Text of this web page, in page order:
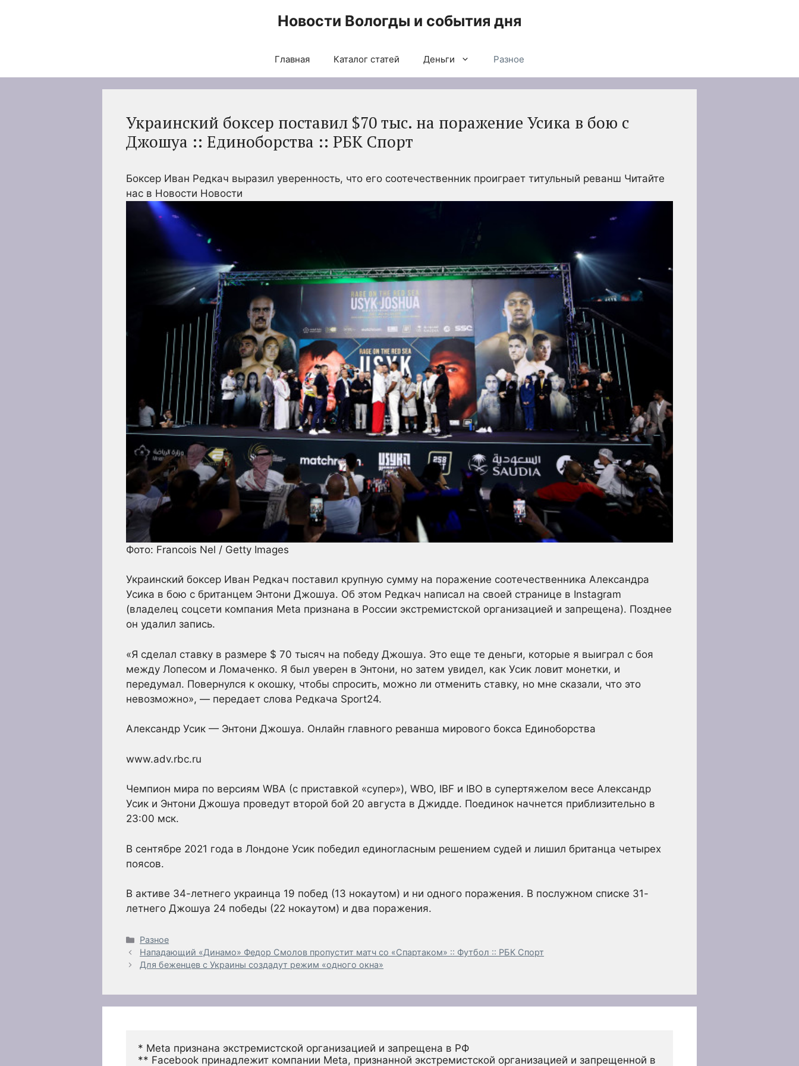
Новости Вологды и события дня
Главная Каталог статей Деньги Разное
Украинский боксер поставил $70 тыс. на поражение Усика в бою с
Джошуа :: Единоборства :: РБК Спорт
Боксер Иван Редкач выразил уверенность, что его соотечественник проиграет титульный реванш Читайте
нас в Новости Новости
Фото: Francois Nel / Getty Images
Украинский боксер Иван Редкач поставил крупную сумму на поражение соотечественника Александра
Усика в бою с британцем Энтони Джошуа. Об этом Редкач написал на своей странице в Instagram
(владелец соцсети компания Metа признана в России экстремистской организацией и запрещена). Позднее
он удалил запись.
«Я сделал ставку в размере $ 70 тысяч на победу Джошуа. Это еще те деньги, которые я выиграл с боя
между Лопесом и Ломаченко. Я был уверен в Энтони, но затем увидел, как Усик ловит монетки, и
передумал. Повернулся к окошку, чтобы спросить, можно ли отменить ставку, но мне сказали, что это
невозможно», — передает слова Редкача Sport24.
Александр Усик — Энтони Джошуа. Онлайн главного реванша мирового бокса Единоборства
www.adv.rbc.ru
Чемпион мира по версиям WBA (с приставкой «супер»), WBO, IBF и IBO в супертяжелом весе Александр
Усик и Энтони Джошуа проведут второй бой 20 августа в Джидде. Поединок начнется приблизительно в
23:00 мск.
В сентябре 2021 года в Лондоне Усик победил единогласным решением судей и лишил британца четырех
поясов.
В активе 34-летнего украинца 19 побед (13 нокаутом) и ни одного поражения. В послужном списке 31-
летнего Джошуа 24 победы (22 нокаутом) и два поражения.
Рубрики
Разное
Нападающий «Динамо» Федор Смолов пропустит матч со «Спартаком» :: Футбол :: РБК Спорт
Для беженцев с Украины создадут режим «одного окна»
* Meta признана экстремистской организацией и запрещена в РФ
** Facebook принадлежит компании Meta, признанной экстремистской организацией и запрещенной в